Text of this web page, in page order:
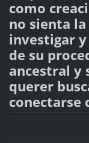
como
no sienta
investigar
de su
ancestral y
querer
conectarse